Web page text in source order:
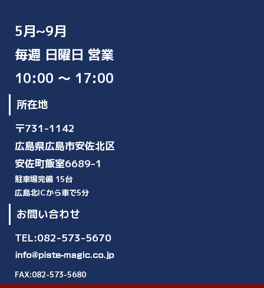
5月~9月
毎週 日曜日 営業
10:00 ～ 17:00
所在地
〒731-1142
広島県広島市安佐北区
安佐町飯室6689-1
駐車場完備 15台
広島北ICから車で5分
お問い合わせ
TEL:082-573-5670
FAX:082-573-5680